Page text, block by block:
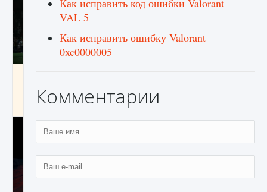
9 августа 2024 1 370
Как исправить код ошибки Valorant
VAL 5
Как исправить ошибку Valorant
0xc0000005
Комментарии